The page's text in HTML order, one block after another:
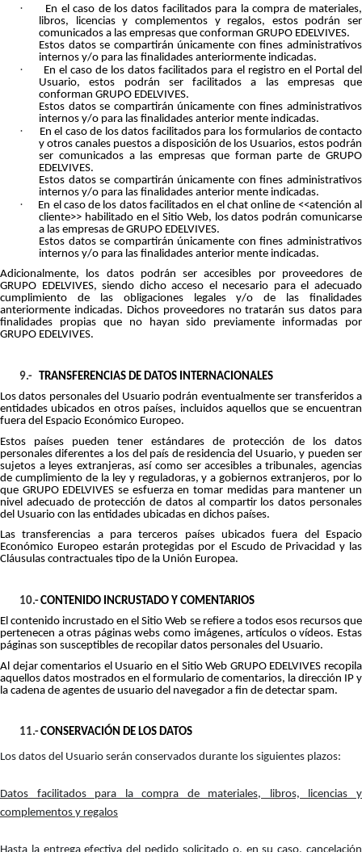
·
En el caso de los datos facilitados para la compra de materiales,
libros, licencias y complementos y regalos, estos podrán ser
comunicados a las empresas que conforman GRUPO EDELVIVES.
Estos datos se compartirán únicamente con fines administrativos
internos y/o para las finalidades anteriormente indicadas.
·
En el caso de los datos facilitados para el registro en el Portal del
Usuario, estos podrán ser facilitados a las empresas que
conforman GRUPO EDELVIVES.
Estos datos se compartirán únicamente con fines administrativos
internos y/o para las finalidades anterior mente indicadas.
·
En el caso de los datos facilitados para los formularios de contacto
y otros canales puestos a disposición de los Usuarios, estos podrán
ser comunicados a las empresas que forman parte de GRUPO
EDELVIVES.
Estos datos se compartirán únicamente con fines administrativos
internos y/o para las finalidades anterior mente indicadas.
·
En el caso de los datos facilitados en el chat online de <<atención al
cliente>> habilitado en el Sitio Web, los datos podrán comunicarse
a las empresas de GRUPO EDELVIVES.
Estos datos se compartirán únicamente con fines administrativos
internos y/o para las finalidades anterior mente indicadas.
Adicionalmente, los datos podrán ser accesibles por proveedores de
GRUPO EDELVIVES, siendo dicho acceso el necesario para el adecuado
cumplimiento de las obligaciones legales y/o de las finalidades
anteriormente indicadas. Dichos proveedores no tratarán sus datos para
finalidades propias que no hayan sido previamente informadas por
GRUPO EDELVIVES.
9.- TRANSFERENCIAS DE DATOS INTERNACIONALES
Los datos personales del Usuario podrán eventualmente ser transferidos a
entidades ubicados en otros países, incluidos aquellos que se encuentran
fuera del Espacio Económico Europeo.
Estos países pueden tener estándares de protección de los datos
personales diferentes a los del país de residencia del Usuario, y pueden ser
sujetos a leyes extranjeras, así como ser accesibles a tribunales, agencias
de cumplimiento de la ley y reguladoras, y a gobiernos extranjeros, por lo
que GRUPO EDELVIVES se esfuerza en tomar medidas para mantener un
nivel adecuado de protección de datos al compartir los datos personales
del Usuario con las entidades ubicadas en dichos países.
Las transferencias a para terceros países ubicados fuera del Espacio
Económico Europeo estarán protegidas por el Escudo de Privacidad y las
Cláusulas contractuales tipo de la Unión Europea.
10.-CONTENIDO INCRUSTADO Y COMENTARIOS
El contenido incrustado en el Sitio Web se refiere a todos esos recursos que
pertenecen a otras páginas webs como imágenes, artículos o vídeos. Estas
páginas son susceptibles de recopilar datos personales del Usuario.
Al dejar comentarios el Usuario en el Sitio Web GRUPO EDELVIVES recopila
aquellos datos mostrados en el formulario de comentarios, la dirección IP y
la cadena de agentes de usuario del navegador a fin de detectar spam.
11.-CONSERVACIÓN DE LOS DATOS
Los datos del Usuario serán conservados durante los siguientes plazos:
Datos facilitados para la compra de materiales, libros, licencias y
complementos y regalos